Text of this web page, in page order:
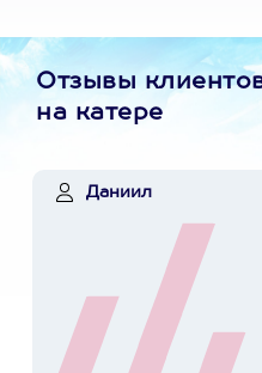
Отзывы
на катере
Даниил